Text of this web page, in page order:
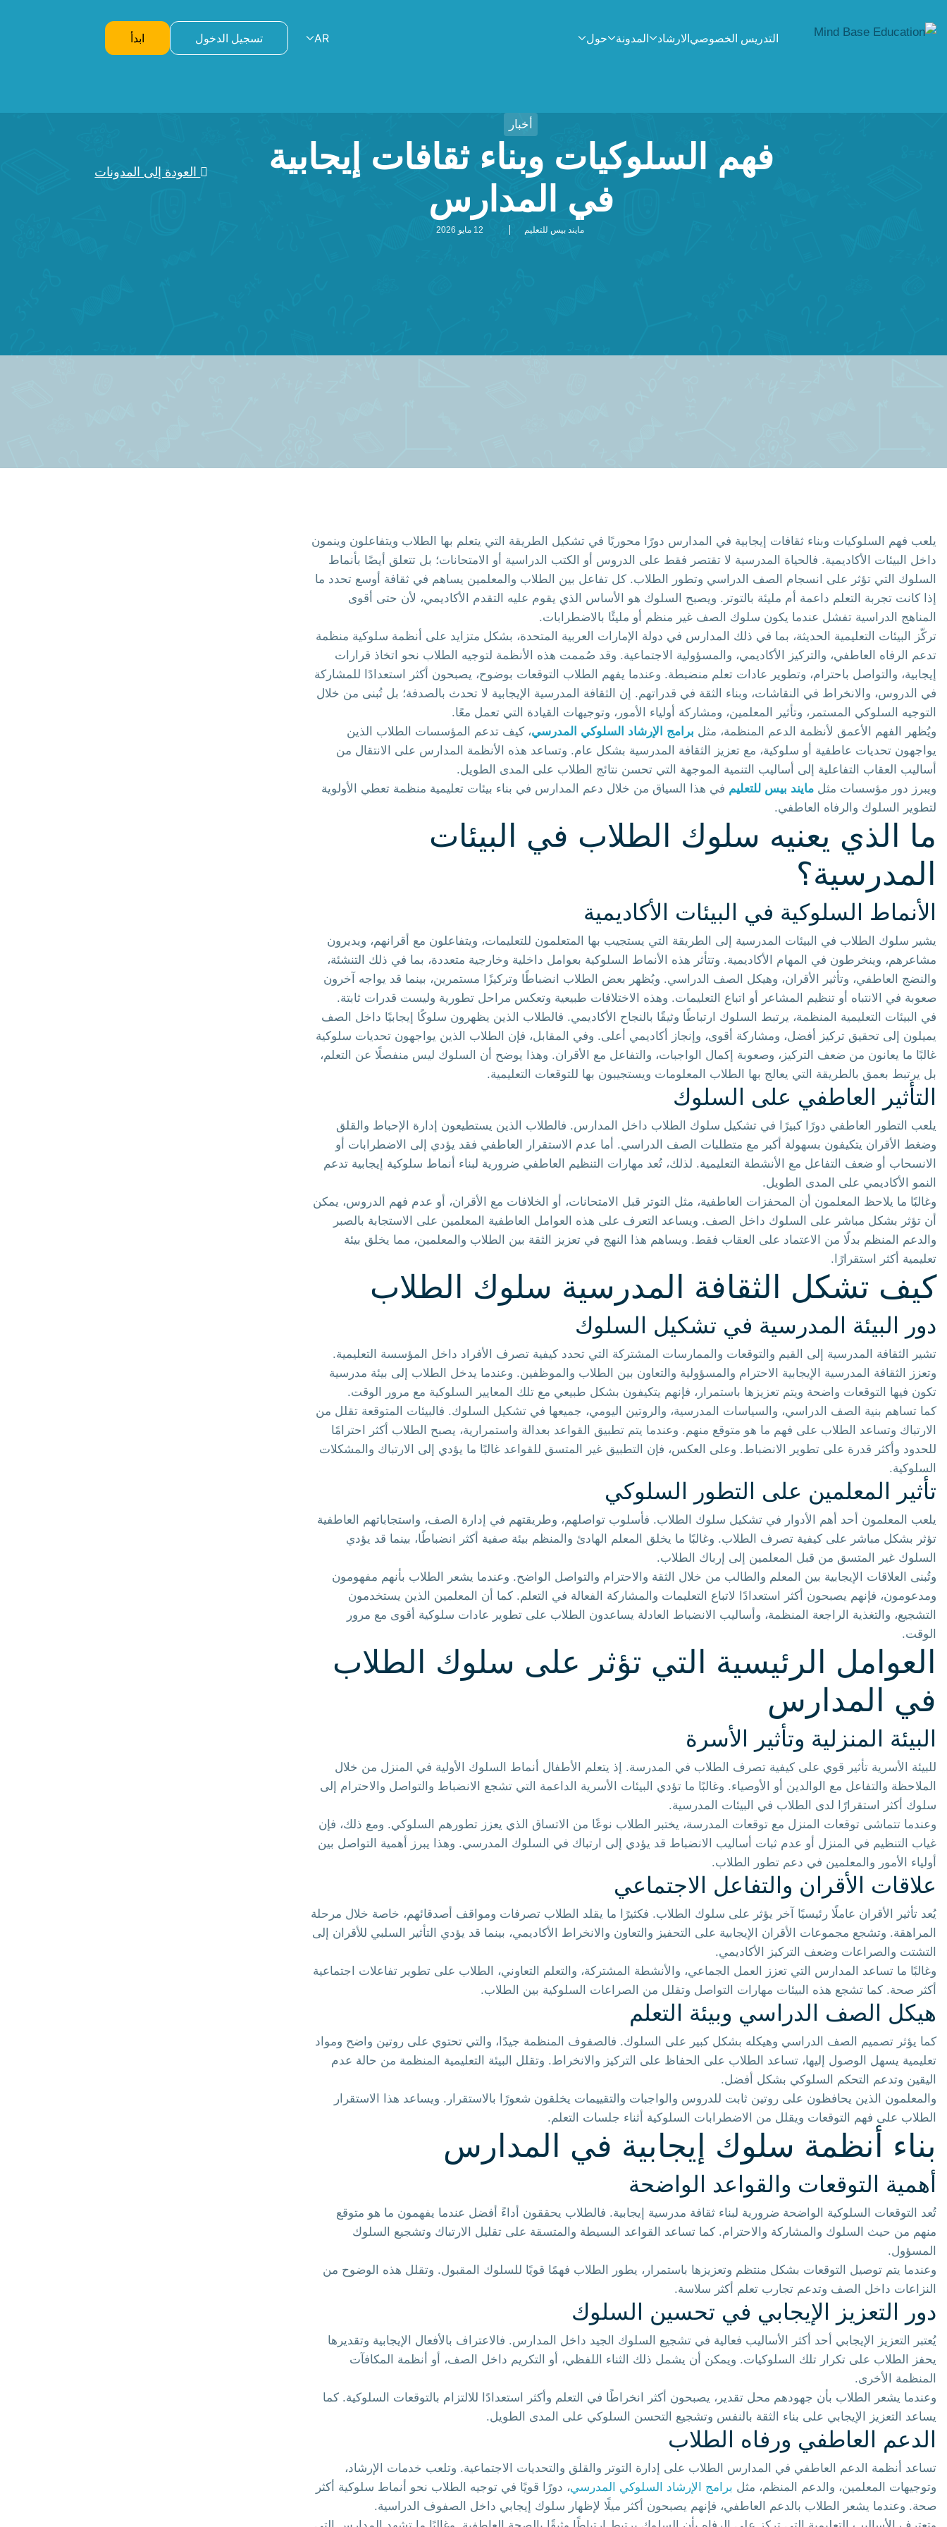
التدريس الخصوصي الارشاد المدونة حول AR تسجيل الدخول ابدأ
العودة إلى المدونات
أخبار
فهم السلوكيات وبناء ثقافات إيجابية
في المدارس
مايند بيس للتعليم 12 مايو 2026
يلعب فهم السلوكيات وبناء ثقافات إيجابية في المدارس دورًا محوريًا في تشكيل الطريقة التي يتعلم بها الطلاب ويتفاعلون وينمون
داخل البيئات الأكاديمية. فالحياة المدرسية لا تقتصر فقط على الدروس أو الكتب الدراسية أو الامتحانات؛ بل تتعلق أيضًا بأنماط
السلوك التي تؤثر على انسجام الصف الدراسي وتطور الطلاب. كل تفاعل بين الطلاب والمعلمين يساهم في ثقافة أوسع تحدد ما
إذا كانت تجربة التعلم داعمة أم مليئة بالتوتر. ويصبح السلوك هو الأساس الذي يقوم عليه التقدم الأكاديمي، لأن حتى أقوى
المناهج الدراسية تفشل عندما يكون سلوك الصف غير منظم أو مليئًا بالاضطرابات.
تركّز البيئات التعليمية الحديثة، بما في ذلك المدارس في دولة الإمارات العربية المتحدة، بشكل متزايد على أنظمة سلوكية منظمة
تدعم الرفاه العاطفي، والتركيز الأكاديمي، والمسؤولية الاجتماعية. وقد صُممت هذه الأنظمة لتوجيه الطلاب نحو اتخاذ قرارات
إيجابية، والتواصل باحترام، وتطوير عادات تعلم منضبطة. وعندما يفهم الطلاب التوقعات بوضوح، يصبحون أكثر استعدادًا للمشاركة
في الدروس، والانخراط في النقاشات، وبناء الثقة في قدراتهم. إن الثقافة المدرسية الإيجابية لا تحدث بالصدفة؛ بل تُبنى من خلال
التوجيه السلوكي المستمر، وتأثير المعلمين، ومشاركة أولياء الأمور، وتوجيهات القيادة التي تعمل معًا.
ويُظهر الفهم الأعمق لأنظمة الدعم المنظمة، مثل برامج الإرشاد السلوكي المدرسي، كيف تدعم المؤسسات الطلاب الذين
يواجهون تحديات عاطفية أو سلوكية، مع تعزيز الثقافة المدرسية بشكل عام. وتساعد هذه الأنظمة المدارس على الانتقال من
أساليب العقاب التفاعلية إلى أساليب التنمية الموجهة التي تحسن نتائج الطلاب على المدى الطويل.
ويبرز دور مؤسسات مثل مايند بيس للتعليم في هذا السياق من خلال دعم المدارس في بناء بيئات تعليمية منظمة تعطي الأولوية
لتطوير السلوك والرفاه العاطفي.
ما الذي يعنيه سلوك الطلاب في البيئات
المدرسية؟
الأنماط السلوكية في البيئات الأكاديمية
يشير سلوك الطلاب في البيئات المدرسية إلى الطريقة التي يستجيب بها المتعلمون للتعليمات، ويتفاعلون مع أقرانهم، ويديرون
مشاعرهم، وينخرطون في المهام الأكاديمية. وتتأثر هذه الأنماط السلوكية بعوامل داخلية وخارجية متعددة، بما في ذلك التنشئة،
والنضج العاطفي، وتأثير الأقران، وهيكل الصف الدراسي. ويُظهر بعض الطلاب انضباطًا وتركيزًا مستمرين، بينما قد يواجه آخرون
صعوبة في الانتباه أو تنظيم المشاعر أو اتباع التعليمات. وهذه الاختلافات طبيعية وتعكس مراحل تطورية وليست قدرات ثابتة.
في البيئات التعليمية المنظمة، يرتبط السلوك ارتباطًا وثيقًا بالنجاح الأكاديمي. فالطلاب الذين يظهرون سلوكًا إيجابيًا داخل الصف
يميلون إلى تحقيق تركيز أفضل، ومشاركة أقوى، وإنجاز أكاديمي أعلى. وفي المقابل، فإن الطلاب الذين يواجهون تحديات سلوكية
غالبًا ما يعانون من ضعف التركيز، وصعوبة إكمال الواجبات، والتفاعل مع الأقران. وهذا يوضح أن السلوك ليس منفصلًا عن التعلم،
بل يرتبط بعمق بالطريقة التي يعالج بها الطلاب المعلومات ويستجيبون بها للتوقعات التعليمية.
التأثير العاطفي على السلوك
يلعب التطور العاطفي دورًا كبيرًا في تشكيل سلوك الطلاب داخل المدارس. فالطلاب الذين يستطيعون إدارة الإحباط والقلق
وضغط الأقران يتكيفون بسهولة أكبر مع متطلبات الصف الدراسي. أما عدم الاستقرار العاطفي فقد يؤدي إلى الاضطرابات أو
الانسحاب أو ضعف التفاعل مع الأنشطة التعليمية. لذلك، تُعد مهارات التنظيم العاطفي ضرورية لبناء أنماط سلوكية إيجابية تدعم
النمو الأكاديمي على المدى الطويل.
وغالبًا ما يلاحظ المعلمون أن المحفزات العاطفية، مثل التوتر قبل الامتحانات، أو الخلافات مع الأقران، أو عدم فهم الدروس، يمكن
أن تؤثر بشكل مباشر على السلوك داخل الصف. ويساعد التعرف على هذه العوامل العاطفية المعلمين على الاستجابة بالصبر
والدعم المنظم بدلًا من الاعتماد على العقاب فقط. ويساهم هذا النهج في تعزيز الثقة بين الطلاب والمعلمين، مما يخلق بيئة
تعليمية أكثر استقرارًا.
كيف تشكل الثقافة المدرسية سلوك الطلاب
دور البيئة المدرسية في تشكيل السلوك
تشير الثقافة المدرسية إلى القيم والتوقعات والممارسات المشتركة التي تحدد كيفية تصرف الأفراد داخل المؤسسة التعليمية.
وتعزز الثقافة المدرسية الإيجابية الاحترام والمسؤولية والتعاون بين الطلاب والموظفين. وعندما يدخل الطلاب إلى بيئة مدرسية
تكون فيها التوقعات واضحة ويتم تعزيزها باستمرار، فإنهم يتكيفون بشكل طبيعي مع تلك المعايير السلوكية مع مرور الوقت.
كما تساهم بنية الصف الدراسي، والسياسات المدرسية، والروتين اليومي، جميعها في تشكيل السلوك. فالبيئات المتوقعة تقلل من
الارتباك وتساعد الطلاب على فهم ما هو متوقع منهم. وعندما يتم تطبيق القواعد بعدالة واستمرارية، يصبح الطلاب أكثر احترامًا
للحدود وأكثر قدرة على تطوير الانضباط. وعلى العكس، فإن التطبيق غير المتسق للقواعد غالبًا ما يؤدي إلى الارتباك والمشكلات
السلوكية.
تأثير المعلمين على التطور السلوكي
يلعب المعلمون أحد أهم الأدوار في تشكيل سلوك الطلاب. فأسلوب تواصلهم، وطريقتهم في إدارة الصف، واستجاباتهم العاطفية
تؤثر بشكل مباشر على كيفية تصرف الطلاب. وغالبًا ما يخلق المعلم الهادئ والمنظم بيئة صفية أكثر انضباطًا، بينما قد يؤدي
السلوك غير المتسق من قبل المعلمين إلى إرباك الطلاب.
وتُبنى العلاقات الإيجابية بين المعلم والطالب من خلال الثقة والاحترام والتواصل الواضح. وعندما يشعر الطلاب بأنهم مفهومون
ومدعومون، فإنهم يصبحون أكثر استعدادًا لاتباع التعليمات والمشاركة الفعالة في التعلم. كما أن المعلمين الذين يستخدمون
التشجيع، والتغذية الراجعة المنظمة، وأساليب الانضباط العادلة يساعدون الطلاب على تطوير عادات سلوكية أقوى مع مرور
الوقت.
العوامل الرئيسية التي تؤثر على سلوك الطلاب
في المدارس
البيئة المنزلية وتأثير الأسرة
للبيئة الأسرية تأثير قوي على كيفية تصرف الطلاب في المدرسة. إذ يتعلم الأطفال أنماط السلوك الأولية في المنزل من خلال
الملاحظة والتفاعل مع الوالدين أو الأوصياء. وغالبًا ما تؤدي البيئات الأسرية الداعمة التي تشجع الانضباط والتواصل والاحترام إلى
سلوك أكثر استقرارًا لدى الطلاب في البيئات المدرسية.
وعندما تتماشى توقعات المنزل مع توقعات المدرسة، يختبر الطلاب نوعًا من الاتساق الذي يعزز تطورهم السلوكي. ومع ذلك، فإن
غياب التنظيم في المنزل أو عدم ثبات أساليب الانضباط قد يؤدي إلى ارتباك في السلوك المدرسي. وهذا يبرز أهمية التواصل بين
أولياء الأمور والمعلمين في دعم تطور الطلاب.
علاقات الأقران والتفاعل الاجتماعي
يُعد تأثير الأقران عاملًا رئيسيًا آخر يؤثر على سلوك الطلاب. فكثيرًا ما يقلد الطلاب تصرفات ومواقف أصدقائهم، خاصة خلال مرحلة
المراهقة. وتشجع مجموعات الأقران الإيجابية على التحفيز والتعاون والانخراط الأكاديمي، بينما قد يؤدي التأثير السلبي للأقران إلى
التشتت والصراعات وضعف التركيز الأكاديمي.
وغالبًا ما تساعد المدارس التي تعزز العمل الجماعي، والأنشطة المشتركة، والتعلم التعاوني، الطلاب على تطوير تفاعلات اجتماعية
أكثر صحة. كما تشجع هذه البيئات مهارات التواصل وتقلل من الصراعات السلوكية بين الطلاب.
هيكل الصف الدراسي وبيئة التعلم
كما يؤثر تصميم الصف الدراسي وهيكله بشكل كبير على السلوك. فالصفوف المنظمة جيدًا، والتي تحتوي على روتين واضح ومواد
تعليمية يسهل الوصول إليها، تساعد الطلاب على الحفاظ على التركيز والانخراط. وتقلل البيئة التعليمية المنظمة من حالة عدم
اليقين وتدعم التحكم السلوكي بشكل أفضل.
والمعلمون الذين يحافظون على روتين ثابت للدروس والواجبات والتقييمات يخلقون شعورًا بالاستقرار. ويساعد هذا الاستقرار
الطلاب على فهم التوقعات ويقلل من الاضطرابات السلوكية أثناء جلسات التعلم.
بناء أنظمة سلوك إيجابية في المدارس
أهمية التوقعات والقواعد الواضحة
تُعد التوقعات السلوكية الواضحة ضرورية لبناء ثقافة مدرسية إيجابية. فالطلاب يحققون أداءً أفضل عندما يفهمون ما هو متوقع
منهم من حيث السلوك والمشاركة والاحترام. كما تساعد القواعد البسيطة والمتسقة على تقليل الارتباك وتشجيع السلوك
المسؤول.
وعندما يتم توصيل التوقعات بشكل منتظم وتعزيزها باستمرار، يطور الطلاب فهمًا قويًا للسلوك المقبول. وتقلل هذه الوضوح من
النزاعات داخل الصف وتدعم تجارب تعلم أكثر سلاسة.
دور التعزيز الإيجابي في تحسين السلوك
يُعتبر التعزيز الإيجابي أحد أكثر الأساليب فعالية في تشجيع السلوك الجيد داخل المدارس. فالاعتراف بالأفعال الإيجابية وتقديرها
يحفز الطلاب على تكرار تلك السلوكيات. ويمكن أن يشمل ذلك الثناء اللفظي، أو التكريم داخل الصف، أو أنظمة المكافآت
المنظمة الأخرى.
وعندما يشعر الطلاب بأن جهودهم محل تقدير، يصبحون أكثر انخراطًا في التعلم وأكثر استعدادًا للالتزام بالتوقعات السلوكية. كما
يساعد التعزيز الإيجابي على بناء الثقة بالنفس وتشجيع التحسن السلوكي على المدى الطويل.
الدعم العاطفي ورفاه الطلاب
تساعد أنظمة الدعم العاطفي في المدارس الطلاب على إدارة التوتر والقلق والتحديات الاجتماعية. وتلعب خدمات الإرشاد،
وتوجيهات المعلمين، والدعم المنظم، مثل برامج الإرشاد السلوكي المدرسي، دورًا قويًا في توجيه الطلاب نحو أنماط سلوكية أكثر
صحة. وعندما يشعر الطلاب بالدعم العاطفي، فإنهم يصبحون أكثر ميلًا لإظهار سلوك إيجابي داخل الصفوف الدراسية.